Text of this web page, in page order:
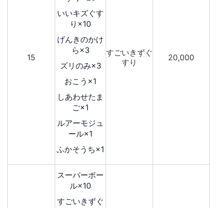
15
いいキズぐす
り×10
げんきのかけ
ら×3
ズリのみ×3
おこう×1
しあわせたま
ご×1
ルアーモジュ
ール×1
ふかそうち×1
すごいきずぐ
すり
20,000
スーパーボー
ル×10
すごいきずぐ